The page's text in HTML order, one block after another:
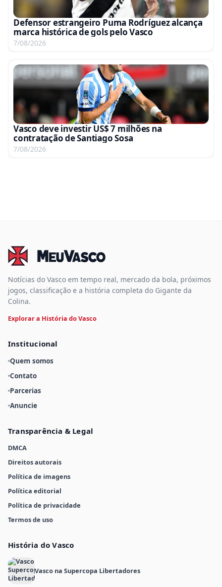
Defensor estrangeiro Puma Rodríguez alcança
marca histórica de gols pelo Vasco
7/08/2026
Vasco deve investir US$ 7 milhões na
contratação de Santiago Sosa
7/08/2026
Notícias do Vasco em tempo real, mercado da bola, próximos
jogos, classificação e a história completa do Gigante da
Colina.
Explorar a História do Vasco
Institucional
Quem somos
Contato
Parcerias
Anuncie
Transparência & Legal
DMCA
Direitos autorais
Política de imagens
Política editorial
Política de privacidade
Termos de uso
História do Vasco
Vasco na Supercopa Libertadores